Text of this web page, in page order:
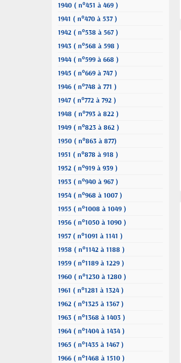
1940 ( n°451 à 469 )
1941 ( n°470 à 537 )
1942 ( n°538 à 567 )
1943 ( n°568 à 598 )
1944 ( n°599 à 668 )
1945 ( n°669 à 747 )
1946 ( n°748 à 771 )
1947 ( n°772 à 792 )
1948 ( n°793 à 822 )
1949 ( n°823 à 862 )
1950 ( n°863 à 877)
1951 ( n°878 à 918 )
1952 ( n°919 à 939 )
1953 ( n°940 à 967 )
1954 ( n°968 à 1007 )
1955 ( n°1008 à 1049 )
1956 ( n°1050 à 1090 )
1957 ( n°1091 à 1141 )
1958 ( n°1142 à 1188 )
1959 ( n°1189 à 1229 )
1960 ( n°1230 à 1280 )
1961 ( n°1281 à 1324 )
1962 ( n°1325 à 1367 )
1963 ( n°1368 à 1403 )
1964 ( n°1404 à 1434 )
1965 ( n°1435 à 1467 )
1966 ( n°1468 à 1510 )